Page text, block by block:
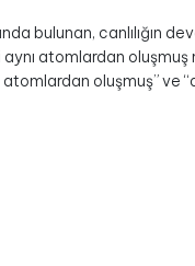
bulunan, canlılığın
atomlardan
atomlardan oluşmuş” ve